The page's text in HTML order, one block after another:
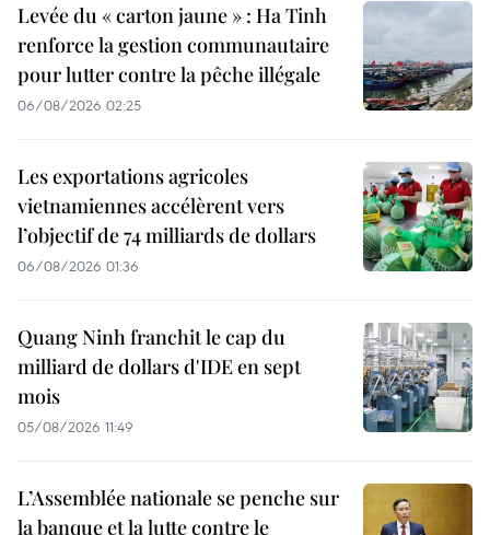
Levée du « carton jaune » : Ha Tinh
renforce la gestion communautaire
pour lutter contre la pêche illégale
06/08/2026 02:25
Les exportations agricoles
vietnamiennes accélèrent vers
l’objectif de 74 milliards de dollars
06/08/2026 01:36
Quang Ninh franchit le cap du
milliard de dollars d'IDE en sept
mois
05/08/2026 11:49
L’Assemblée nationale se penche sur
la banque et la lutte contre le